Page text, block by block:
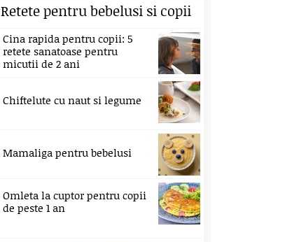
Retete pentru bebelusi si copii
Cina rapida pentru copii: 5
retete sanatoase pentru
micutii de 2 ani
Chiftelute cu naut si legume
Mamaliga pentru bebelusi
Omleta la cuptor pentru copii
de peste 1 an